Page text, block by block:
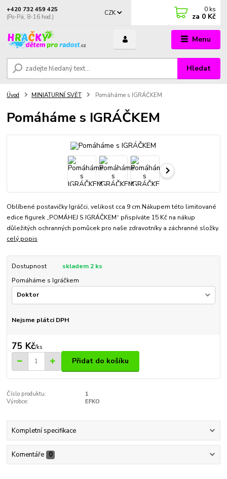
Menu
CZK
Hledat
+420 732 459 425
(Po-Pá, 8-16 hod.)
0 ks
za 0 Kč
Úvod MINIATURNÍ SVĚT Pomáháme s IGRÁČKEM
Pomáháme s IGRÁČKEM
Oblíbené postavičky Igráčci, velikost cca 9 cm.Nákupem této limitované
edice figurek „POMÁHEJ S IGRÁČKEM“ přispíváte 15 Kč na nákup
důležitých ochranných pomůcek pro naše zdravotníky a záchranné složky.
celý popis
Dostupnost
skladem 2 ks
Pomáháme s Igráčkem
Nejsme plátci DPH
75 Kč/ks
Přidat do košíku
Číslo produktu:
1
Výrobce:
EFKO
Kompletní specifikace
Komentáře 0